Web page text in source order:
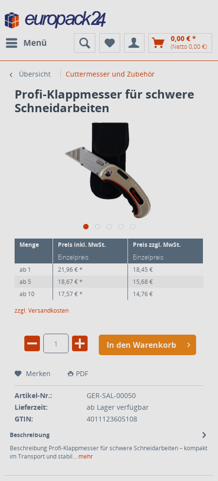
Menü 0,00 € *
(Netto 0,00 €)
Übersicht Cuttermesser und Zubehör
Profi-Klappmesser für schwere
Schneidarbeiten
Menge Preis inkl. MwSt. Preis zzgl. MwSt.
Einzelpreis Einzelpreis
ab 1 21,96 € *
18,45 €
ab 5 18,67 € *
15,68 €
ab 10 17,57 € *
14,76 €
zzgl. Versandkosten
In den Warenkorb
Merken PDF
Artikel-Nr.:
GER-SAL-00050
Lieferzeit:
ab Lager verfügbar
GTIN:
4011123605108
Beschreibung
Beschreibung Profi-Klappmesser für schwere Schneidarbeiten – kompakt
im Transport und stabil... mehr